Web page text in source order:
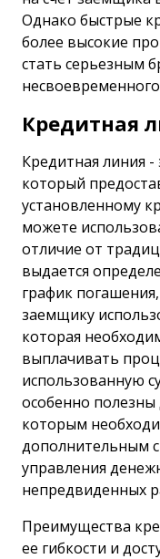
Однако быстрые
более высокие
стать серьезным
Кредитная
Кредитная линия -
который
установленному
можете
отличие от
выдается
график
заемщику
которая
выплачивать
использованную
особенно
которым
дополнительным
управления
непредвиденных
Преимущества
ее гибкости и